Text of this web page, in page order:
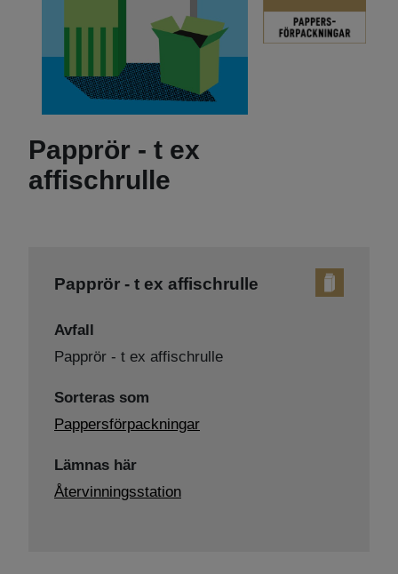
Papprör - t ex
affischrulle
Papprör - t ex affischrulle
Avfall
Papprör - t ex affischrulle
Sorteras som
Pappersförpackningar
Lämnas här
Återvinningsstation